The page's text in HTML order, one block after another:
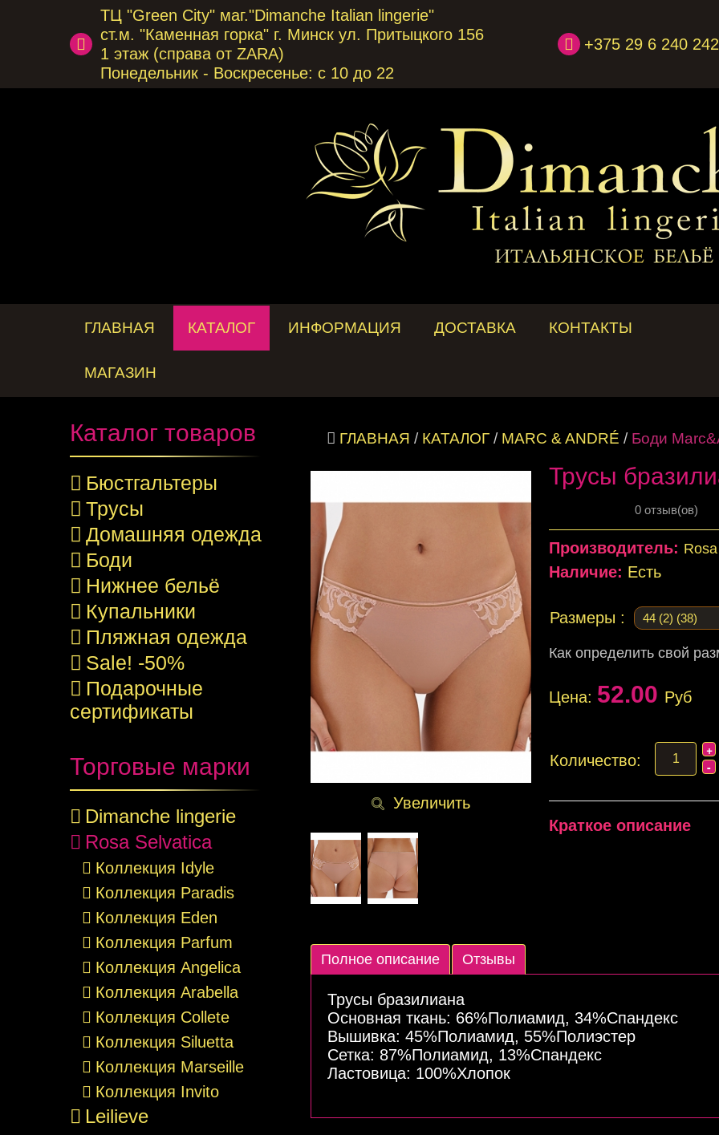
ТЦ "Green City" маг."Dimanche Italian lingerie"
ст.м. "Каменная горка" г. Минск ул. Притыцкого 156
1 этаж (справа от ZARA)
Понедельник - Воскресенье: с 10 до 22
+375 29 6 240 242
ГЛАВНАЯ КАТАЛОГ ИНФОРМАЦИЯ ДОСТАВКА КОНТАКТЫ
МАГАЗИН
Каталог товаров
Бюстгальтеры
Трусы
Домашняя одежда
Боди
Нижнее бельё
Купальники
Пляжная одежда
Sale! -50%
Подарочные
сертификаты
Торговые марки
Dimanche lingerie
Rosa Selvatica
Коллекция Idyle
Коллекция Paradis
Коллекция Eden
Коллекция Parfum
Коллекция Angelica
Коллекция Arabella
Коллекция Collete
Коллекция Siluetta
Коллекция Marseille
Коллекция Invito
Leilieve
ГЛАВНАЯ / КАТАЛОГ / MARC & ANDRÉ / Боди
Увеличить
Трусы
0 отзыв(ов)
Производитель:
Наличие: Есть
Размеры :
Как определить свой
Цена: 52.00 Руб
Количество:
Краткое описание
Полное описание Отзывы
Трусы бразилиана
Основная ткань: 66%Полиамид, 34%Спандекс
Вышивка: 45%Полиамид, 55%Полиэстер
Сетка: 87%Полиамид, 13%Спандекс
Ластовица: 100%Хлопок
Подробнее Подробнее